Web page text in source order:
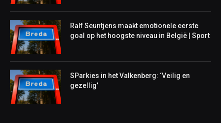
Ralf Seuntjens maakt emotionele eerste
goal op het hoogste niveau in België | Sport
SParkies in het Valkenberg: ‘Veilig en
gezellig’